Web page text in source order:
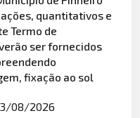
quantitativos e
Termo de
ser fornecidos
fixação ao sol
08/2026